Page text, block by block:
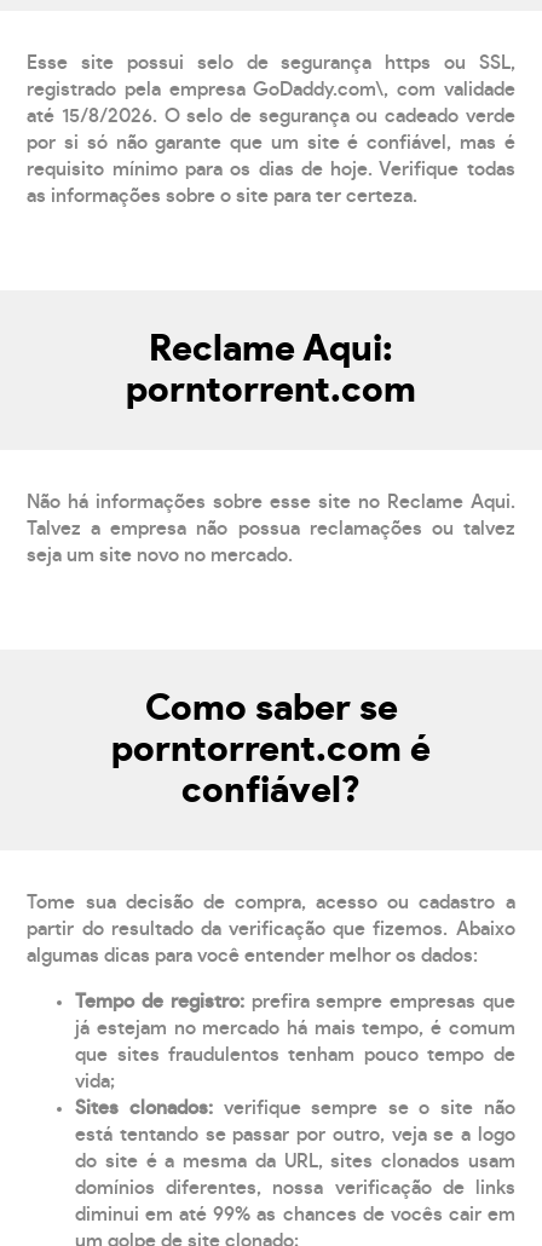
Esse site possui selo de segurança https ou SSL,
registrado pela empresa GoDaddy.com\, com validade
até 15/8/2026. O selo de segurança ou cadeado verde
por si só não garante que um site é confiável, mas é
requisito mínimo para os dias de hoje. Verifique todas
as informações sobre o site para ter certeza.
Reclame Aqui:
porntorrent.com
Não há informações sobre esse site no Reclame Aqui.
Talvez a empresa não possua reclamações ou talvez
seja um site novo no mercado.
Como saber se
porntorrent.com é
confiável?
Tome sua decisão de compra, acesso ou cadastro a
partir do resultado da verificação que fizemos. Abaixo
algumas dicas para você entender melhor os dados:
Tempo de registro: prefira sempre empresas que
já estejam no mercado há mais tempo, é comum
que sites fraudulentos tenham pouco tempo de
vida;
Sites clonados: verifique sempre se o site não
está tentando se passar por outro, veja se a logo
do site é a mesma da URL, sites clonados usam
domínios diferentes, nossa verificação de links
diminui em até 99% as chances de vocês cair em
um golpe de site clonado;